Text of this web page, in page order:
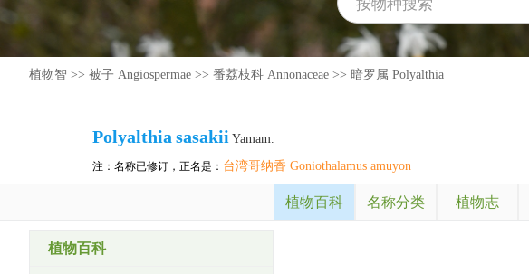
植物智 >> 被子 Angiospermae >> 番荔枝科 Annonaceae >> 暗罗属 Polyalthia
Polyalthia sasakii Yamam.
注：名称已修订，正名是： 台湾哥纳香 Goniothalamus amuyon
植物百科 名称分类 植物志
植物百科